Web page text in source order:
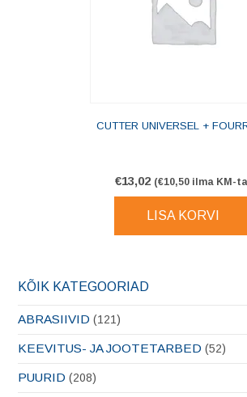
CUTTER UNIVERSEL +
€13,02 (€10,50 ilma KM-
LISA KORVI
KÕIK KATEGOORIAD
ABRASIIVID (121)
KEEVITUS- JA JOOTETARBED (52)
PUURID (208)